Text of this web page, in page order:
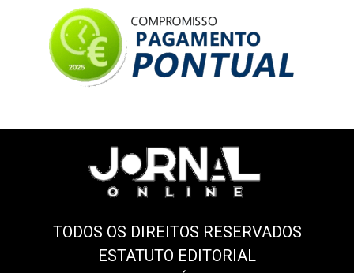
TODOS OS DIREITOS RESERVADOS
ESTATUTO EDITORIAL